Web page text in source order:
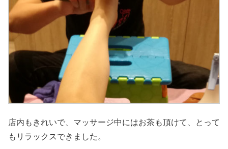
店内もきれいで、マッサージ中にはお茶も頂けて、とって
もリラックスできました。